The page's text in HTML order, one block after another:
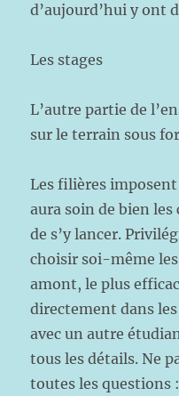
d’aujourd’hui y ont
Les stages
L’autre partie de
sur le terrain sous
Les filières
aura soin de bien
de s’y lancer.
choisir soi-même
amont, le plus
directement dans
avec un autre
tous les détails. Ne
toutes les questions